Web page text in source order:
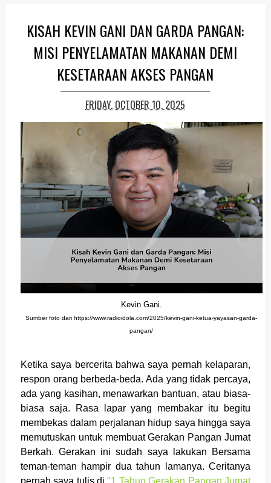
KISAH KEVIN GANI DAN GARDA PANGAN:
MISI PENYELAMATAN MAKANAN DEMI
KESETARAAN AKSES PANGAN
FRIDAY, OCTOBER 10, 2025
Kevin Gani.
Sumber foto dari https://www.radioidola.com/2025/kevin-gani-ketua-yayasan-garda-
pangan/
Ketika saya bercerita bahwa saya pernah kelaparan,
respon orang berbeda-beda. Ada yang tidak percaya,
ada yang kasihan, menawarkan bantuan, atau biasa-
biasa saja. Rasa lapar yang membakar itu begitu
membekas dalam perjalanan hidup saya hingga saya
memutuskan untuk membuat Gerakan Pangan Jumat
Berkah. Gerakan ini sudah saya lakukan Bersama
teman-teman hampir dua tahun lamanya. Ceritanya
pernah saya tulis di "1 Tahun Gerakan Pangan Jumat